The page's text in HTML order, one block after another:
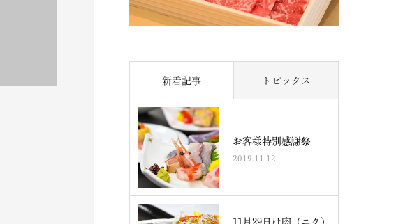
新着記事 トピックス
お客様特別感謝祭
2019.11.12
11月29日は肉（ニク）